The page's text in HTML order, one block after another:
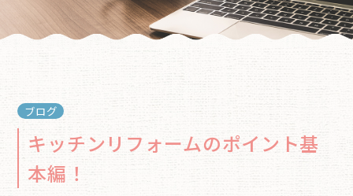
ブログ
キッチンリフォームのポイント基
本編！